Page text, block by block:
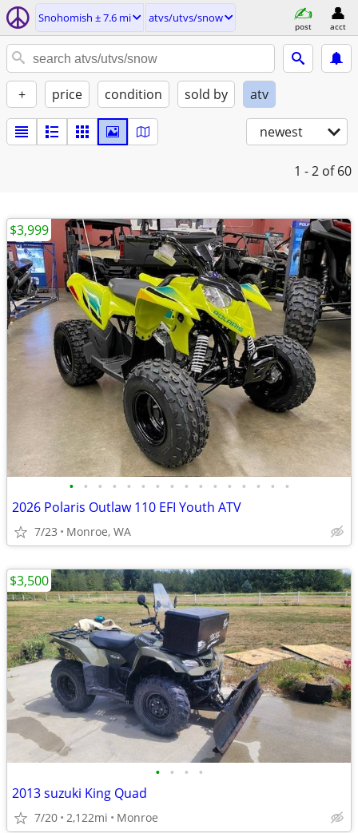
Snohomish ± 7.6 mi atvs/utvs/snow
post acct
+ price condition sold by atv
newest
1 - 2 of 60
• • • • • • • • • • • • • • • •
2026 Polaris Outlaw 110 EFI Youth ATV
7/23 Monroe, WA
$3,999
• • • •
2013 suzuki King Quad
7/20 2,122mi Monroe
$3,500